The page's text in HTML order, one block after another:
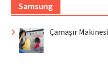
Samsung
Çamaşır